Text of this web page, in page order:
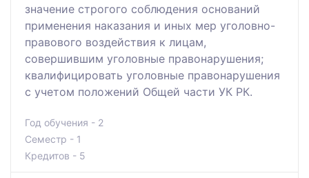
значение строгого соблюдения оснований
применения наказания и иных мер уголовно-
правового воздействия к лицам,
совершившим уголовные правонарушения;
квалифицировать уголовные правонарушения
с учетом положений Общей части УК РК.
Год обучения - 2
Семестр - 1
Кредитов - 5